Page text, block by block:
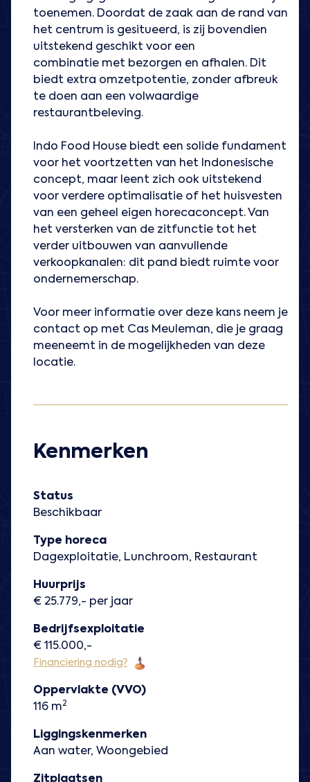
toenemen. Doordat de zaak aan de rand van
het centrum is gesitueerd, is zij bovendien
uitstekend geschikt voor een
combinatie met bezorgen en afhalen. Dit
biedt extra omzetpotentie, zonder afbreuk
te doen aan een volwaardige
restaurantbeleving.
Indo Food House biedt een solide fundament
voor het voortzetten van het Indonesische
concept, maar leent zich ook uitstekend
voor verdere optimalisatie of het huisvesten
van een geheel eigen horecaconcept. Van
het versterken van de zitfunctie tot het
verder uitbouwen van aanvullende
verkoopkanalen: dit pand biedt ruimte voor
ondernemerschap.
Voor meer informatie over deze kans neem je
contact op met Cas Meuleman, die je graag
meeneemt in de mogelijkheden van deze
locatie.
Kenmerken
Status
Beschikbaar
Type horeca
Dagexploitatie, Lunchroom, Restaurant
Huurprijs
€ 25.779,- per jaar
Bedrijfsexploitatie
€ 115.000,-
Financiering nodig?
Oppervlakte (VVO)
116 m2
Liggingskenmerken
Aan water, Woongebied
Zitplaatsen